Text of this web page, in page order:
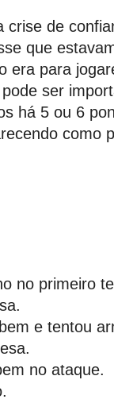
crise de
que
era para
ser
há 5 ou 6
como
no primeiro
e tentou
no ataque.